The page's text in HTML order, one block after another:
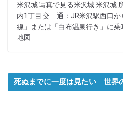
米沢城 写真で見る米沢城 米沢城
内1丁目 交 通：JR米沢駅西口か
線」または「白布温泉行き」に乗
地図
死ぬまでに一度は見たい 世界